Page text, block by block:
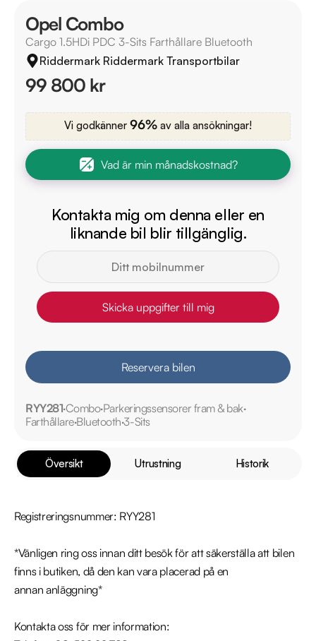
Opel Combo
Cargo 1.5HDi PDC 3-Sits Farthållare Bluetooth
Riddermark Riddermark Transportbilar
99 800 kr
Vi godkänner 96% av alla ansökningar!
Vad är min månadskostnad?
Kontakta mig om denna eller en
liknande bil blir tillgänglig.
Skicka uppgifter till mig
Reservera bilen
RYY281ComboParkeringssensorer fram & bak
FarthållareBluetooth 3-Sits
Översikt Utrustning Historik
Registreringsnummer: RYY281
*Vänligen ring oss innan ditt besök för att säkerställa att bilen
finns i butiken, då den kan vara placerad på en
annan anläggning*
Kontakta oss för mer information: